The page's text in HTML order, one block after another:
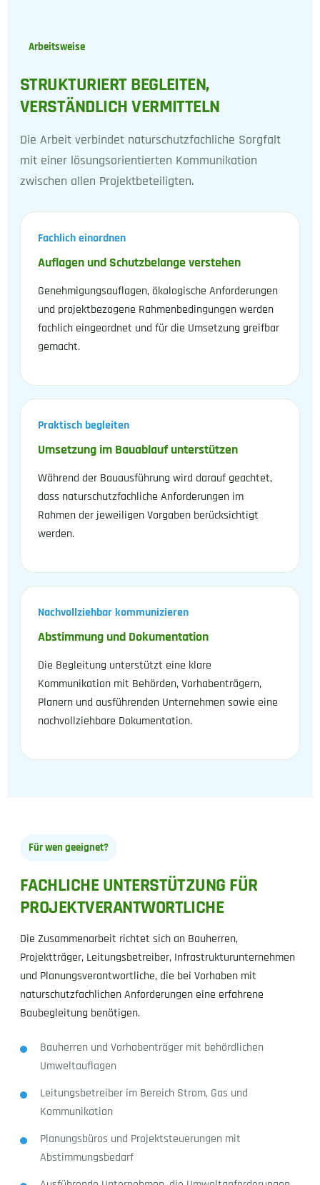
Arbeitsweise
STRUKTURIERT BEGLEITEN,
VERSTÄNDLICH VERMITTELN
Die Arbeit verbindet naturschutzfachliche Sorgfalt
mit einer lösungsorientierten Kommunikation
zwischen allen Projektbeteiligten.
Fachlich einordnen
Auflagen und Schutzbelange verstehen
Genehmigungsauflagen, ökologische Anforderungen
und projektbezogene Rahmenbedingungen werden
fachlich eingeordnet und für die Umsetzung greifbar
gemacht.
Praktisch begleiten
Umsetzung im Bauablauf unterstützen
Während der Bauausführung wird darauf geachtet,
dass naturschutzfachliche Anforderungen im
Rahmen der jeweiligen Vorgaben berücksichtigt
werden.
Nachvollziehbar kommunizieren
Abstimmung und Dokumentation
Die Begleitung unterstützt eine klare
Kommunikation mit Behörden, Vorhabenträgern,
Planern und ausführenden Unternehmen sowie eine
nachvollziehbare Dokumentation.
Für wen geeignet?
FACHLICHE UNTERSTÜTZUNG FÜR
PROJEKTVERANTWORTLICHE
Die Zusammenarbeit richtet sich an Bauherren,
Projektträger, Leitungsbetreiber, Infrastrukturunternehmen
und Planungsverantwortliche, die bei Vorhaben mit
naturschutzfachlichen Anforderungen eine erfahrene
Baubegleitung benötigen.
Bauherren und Vorhabenträger mit behördlichen
Umweltauflagen
Leitungsbetreiber im Bereich Strom, Gas und
Kommunikation
Planungsbüros und Projektsteuerungen mit
Abstimmungsbedarf